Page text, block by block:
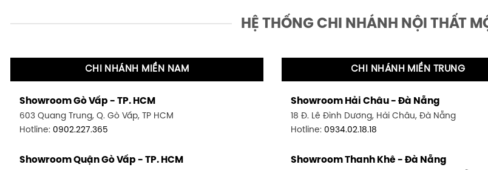
HỆ THỐNG CHI NHÁNH NỘI THẤT
CHI NHÁNH MIỀN NAM
Showroom Gò Vấp - TP. HCM
603 Quang Trung, Q. Gò Vấp, TP HCM
Hotline: 0902.227.365
Showroom Quận Gò Vấp - TP. HCM
CHI NHÁNH MIỀN TRUNG
Showroom Hải Châu - Đà Nẵng
18 Đ. Lê Đình Dương, Hải Châu, Đà Nẵng
Hotline: 0934.02.18.18
Showroom Thanh Khê - Đà Nẵng